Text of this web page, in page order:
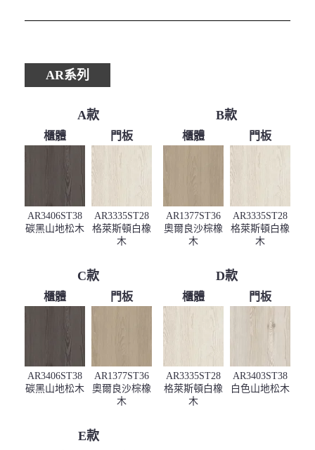
AR系列
A款
櫃體
AR3406ST38
碳黑山地松木
門板
AR3335ST28
格萊斯頓白橡
木
B款
櫃體
AR1377ST36
奧爾良沙棕橡
木
門板
AR3335ST28
格萊斯頓白橡
木
C款
櫃體
AR3406ST38
碳黑山地松木
門板
AR1377ST36
奧爾良沙棕橡
木
D款
櫃體
AR3335ST28
格萊斯頓白橡
木
門板
AR3403ST38
白色山地松木
E款